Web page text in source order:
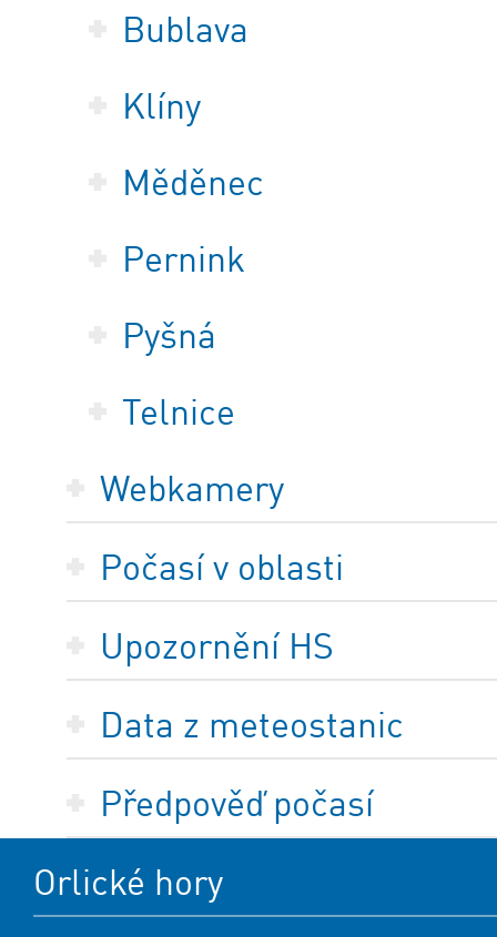
Bublava
Klíny
Měděnec
Pernink
Pyšná
Telnice
Webkamery
Počasí v oblasti
Upozornění HS
Data z meteostanic
Předpověď počasí
Orlické hory